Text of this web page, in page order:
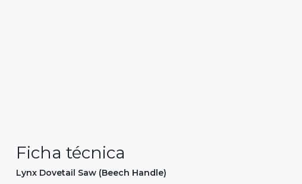
Ficha técnica
Lynx Dovetail Saw (Beech Handle)